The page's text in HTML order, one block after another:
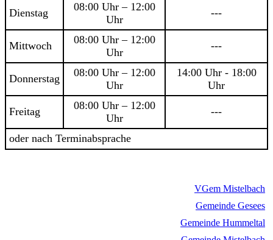
Dienstag
08:00 Uhr – 12:00
Uhr
---
Mittwoch
08:00 Uhr – 12:00
Uhr
---
Donnerstag
08:00 Uhr – 12:00
Uhr
14:00 Uhr - 18:00
Uhr
Freitag
08:00 Uhr – 12:00
Uhr
---
oder nach Terminabsprache
VGem Mistelbach
Gemeinde Gesees
Gemeinde Hummeltal